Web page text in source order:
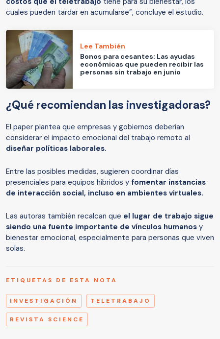
cuales pueden tardar en acumularse”, concluye el estudio.
Lee También
Bonos para cesantes: Las ayudas
económicas que pueden recibir las
personas sin trabajo en junio
¿Qué recomiendan las investigadoras?
El paper plantea que empresas y gobiernos deberían
considerar el impacto emocional del trabajo remoto al
diseñar políticas laborales.
Entre las posibles medidas, sugieren coordinar días
presenciales para equipos híbridos y fomentar instancias
de interacción social, incluso en ambientes virtuales.
Las autoras también recalcan que el lugar de trabajo sigue
siendo una fuente importante de vínculos humanos y
bienestar emocional, especialmente para personas que viven
solas.
ETIQUETAS DE ESTA NOTA
INVESTIGACIÓN TELETRABAJO
REVISTA SCIENCE